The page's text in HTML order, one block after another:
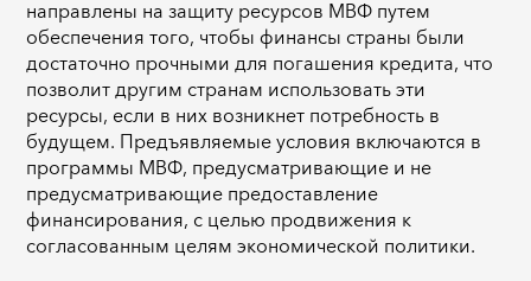
направлены на защиту ресурсов МВФ путем
обеспечения того, чтобы финансы страны были
достаточно прочными для погашения кредита, что
позволит другим странам использовать эти
ресурсы, если в них возникнет потребность в
будущем. Предъявляемые условия включаются в
программы МВФ, предусматривающие и не
предусматривающие предоставление
финансирования, с целью продвижения к
согласованным целям экономической политики.